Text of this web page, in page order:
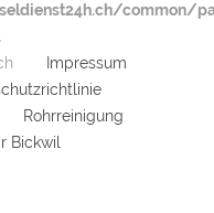
common/
Impressum
Rohrreinigung
Bickwil